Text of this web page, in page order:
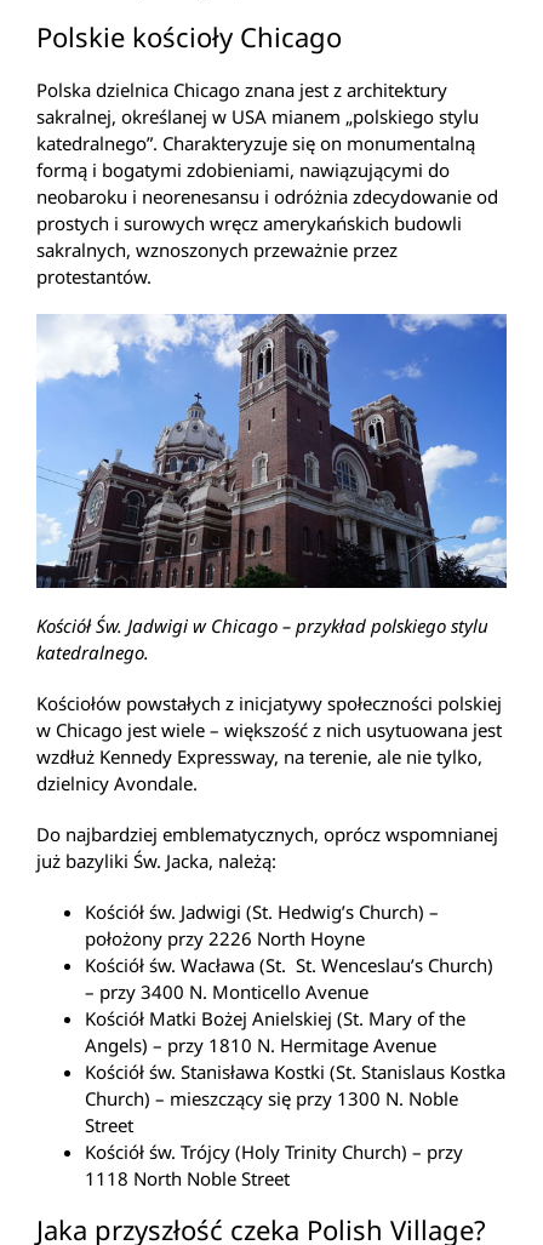
Polskie kościoły Chicago
Polska dzielnica Chicago znana jest z architektury
sakralnej, określanej w USA mianem „polskiego stylu
katedralnego”. Charakteryzuje się on monumentalną
formą i bogatymi zdobieniami, nawiązującymi do
neobaroku i neorenesansu i odróżnia zdecydowanie od
prostych i surowych wręcz amerykańskich budowli
sakralnych, wznoszonych przeważnie przez
protestantów.
Kościół Św. Jadwigi w Chicago – przykład polskiego stylu
katedralnego.
Kościołów powstałych z inicjatywy społeczności polskiej
w Chicago jest wiele – większość z nich usytuowana jest
wzdłuż Kennedy Expressway, na terenie, ale nie tylko,
dzielnicy Avondale.
Do najbardziej emblematycznych, oprócz wspomnianej
już bazyliki Św. Jacka, należą:
Kościół św. Jadwigi (St. Hedwig’s Church) –
położony przy 2226 North Hoyne
Kościół św. Wacława (St. St. Wenceslau’s Church)
– przy 3400 N. Monticello Avenue
Kościół Matki Bożej Anielskiej (St. Mary of the
Angels) – przy 1810 N. Hermitage Avenue
Kościół św. Stanisława Kostki (St. Stanislaus Kostka
Church) – mieszczący się przy 1300 N. Noble
Street
Kościół św. Trójcy (Holy Trinity Church) – przy
1118 North Noble Street
Jaka przyszłość czeka Polish Village?